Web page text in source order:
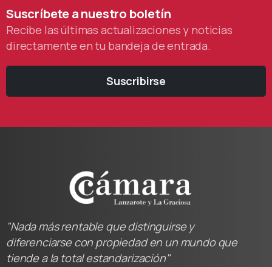
Suscríbeteanuestro boletín
Recibe las últimas actualizaciones y noticias
directamente en tu bandeja de entrada.
Suscribirse
"Nada más rentable que distinguirse y
diferenciarse con propiedad en un mundo que
tiende a la total estandarización"